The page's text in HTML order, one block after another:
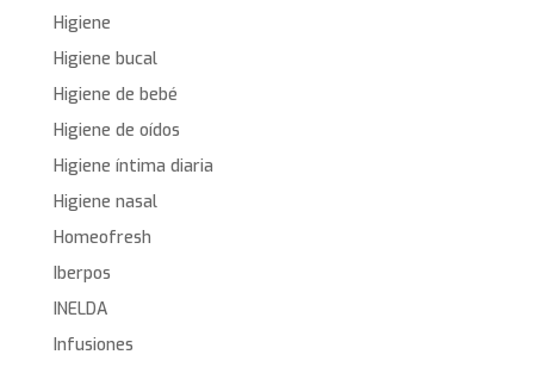
Higiene
Higiene bucal
Higiene de bebé
Higiene de oídos
Higiene íntima diaria
Higiene nasal
Homeofresh
Iberpos
INELDA
Infusiones